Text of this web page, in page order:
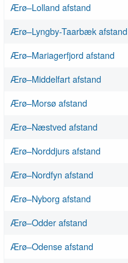
Ærø–Lolland afstand
Ærø–Lyngby-Taarbæk afstand
Ærø–Mariagerfjord afstand
Ærø–Middelfart afstand
Ærø–Morsø afstand
Ærø–Næstved afstand
Ærø–Norddjurs afstand
Ærø–Nordfyn afstand
Ærø–Nyborg afstand
Ærø–Odder afstand
Ærø–Odense afstand